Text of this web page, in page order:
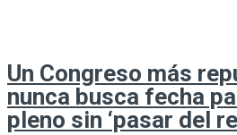
Un Congreso más
nunca busca fecha
pleno sin ‘pasar del